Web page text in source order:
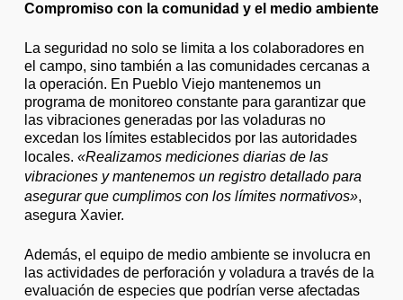
Compromiso con la comunidad y el medio ambiente
La seguridad no solo se limita a los colaboradores en
el campo, sino también a las comunidades cercanas a
la operación. En Pueblo Viejo mantenemos un
programa de monitoreo constante para garantizar que
las vibraciones generadas por las voladuras no
excedan los límites establecidos por las autoridades
locales. «Realizamos mediciones diarias de las
vibraciones y mantenemos un registro detallado para
asegurar que cumplimos con los límites normativos»,
asegura Xavier.
Además, el equipo de medio ambiente se involucra en
las actividades de perforación y voladura a través de la
evaluación de especies que podrían verse afectadas